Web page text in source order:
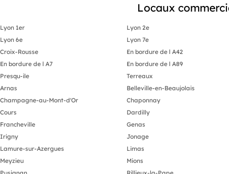
Locaux
Lyon 1er Lyon 2e
Lyon 6e
Lyon 7e
Croix-Rousse
En bordure de l A42
En bordure de l A7
En bordure de l A89
Presqu-ile
Terreaux
Arnas
Belleville-en-Beaujolais
Champagne-au-Mont-d'Or
Chaponnay
Cours
Dardilly
Francheville
Genas
Irigny
Jonage
Lamure-sur-Azergues
Limas
Meyzieu
Mions